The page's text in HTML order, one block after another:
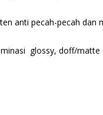
anti pecah-pecah dan
glossy, doff/matte